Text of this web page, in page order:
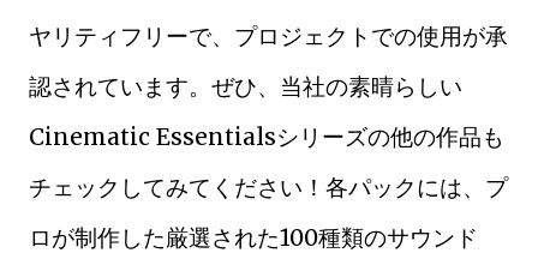
ヤリティフリーで、プロジェクトでの使用が承
認されています。ぜひ、当社の素晴らしい
Cinematic Essentialsシリーズの他の作品も
チェックしてみてください！各パックには、プ
ロが制作した厳選された100種類のサウンド